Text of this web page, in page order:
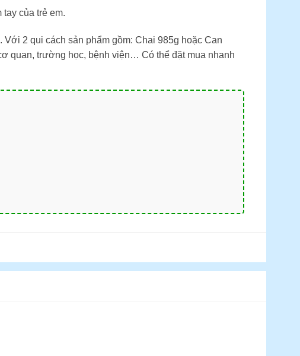
của trẻ em.
. Với 2 qui cách sản phẩm gồm: Chai 985g hoặc Can
quan, trường học, bệnh viện… Có thể đặt mua nhanh